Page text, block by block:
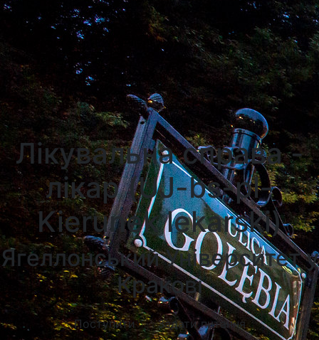
Університети Кракова
Університети Познані
Університети в Катовіцах
Університети в Гданську
Лікувальна справа -
лікар (UJ-bs-pl-
Kierunek lekarski)
Ягеллонський Університет у
Кракові
Поступити Задати питання